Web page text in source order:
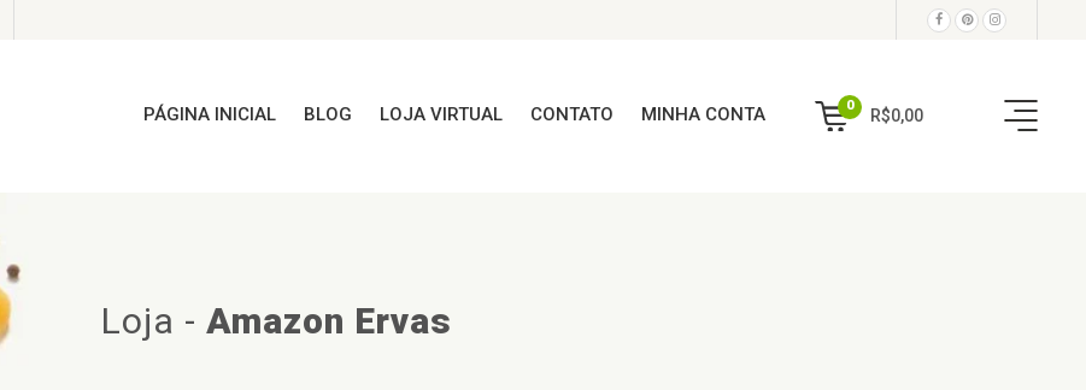
PÁGINA INICIAL BLOG LOJA VIRTUAL CONTATO MINHA CONTA 0
R$0,00
Loja - Amazon Ervas